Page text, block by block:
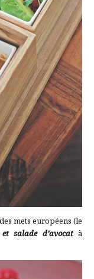
mets européens (le
salade d’avocat à